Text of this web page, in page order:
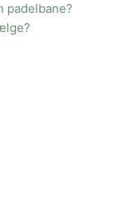
padelbane?